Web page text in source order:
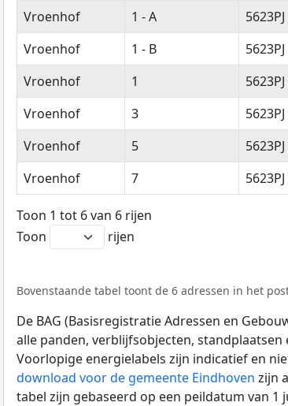
Straatnaam
Huisnummer
Vroenhof 1 - A 5623PJ
Vroenhof
1 - B 5623PJ
Vroenhof
1 5623PJ
Vroenhof
3 5623PJ
Vroenhof
5 5623PJ
Vroenhof
7 5623PJ
Toon 1 tot 6 van 6 rijen
Toon
rijen
Bovenstaande tabel toont de 6 adressen in het
De BAG (Basisregistratie Adressen en
alle panden, verblijfsobjecten,
Voorlopige energielabels zijn indicatief en
download voor de gemeente Eindhoven zijn
tabel zijn gebaseerd op een peildatum van